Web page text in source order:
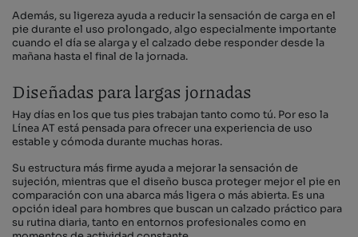
Además, su ligereza ayuda a reducir la sensación de carga en el
pie durante el uso prolongado, algo especialmente importante
cuando el día se alarga y el calzado debe responder desde la
mañana hasta el final de la jornada.
Diseñadas para largas jornadas
Hay días en los que tus pies trabajan tanto como tú. Por eso la
Línea AT está pensada para ofrecer una experiencia de uso
estable y cómoda durante muchas horas.
Su estructura más firme ayuda a mejorar la sensación de
sujeción, mientras que el diseño busca proteger mejor el pie en
comparación con una abarca más ligera o más abierta. Es una
opción ideal para hombres que buscan un calzado práctico para
su rutina diaria, tanto en entornos profesionales como en